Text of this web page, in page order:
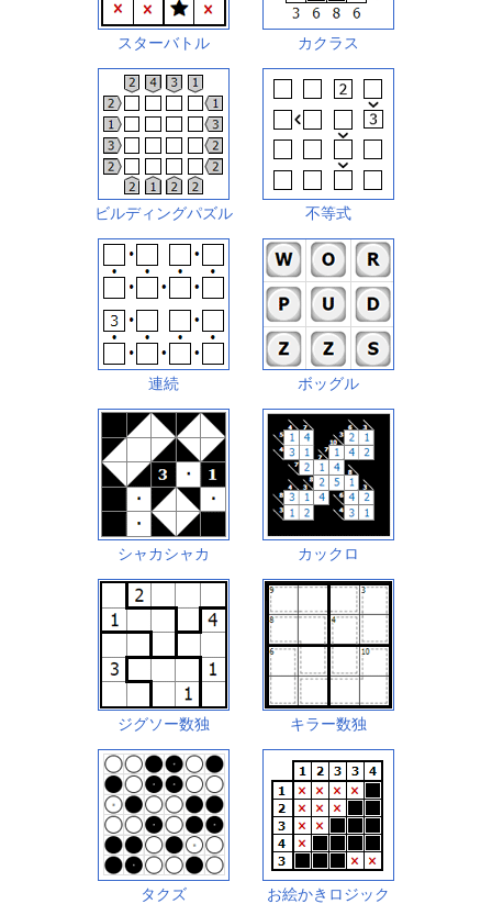
スターバトル カクラス
ビルディングパズル 不等式
連続 ボッグル
シャカシャカ カックロ
ジグソー数独 キラー数独
タクズ お絵かきロジック